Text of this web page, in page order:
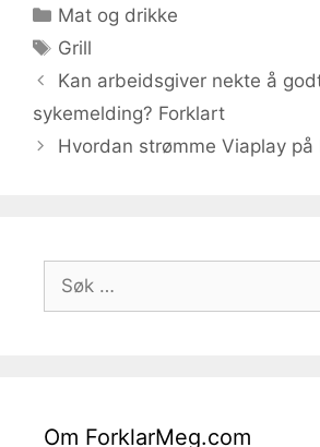
Kategorier
Mat og drikke
Stikkord
Grill
Kan arbeidsgiver nekte å
sykemelding? Forklart
Hvordan strømme Viaplay på
etter:
Om ForklarMeg.com